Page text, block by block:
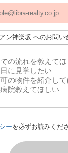
ン神楽坂 へのお問い
ーを必ずお読みくだ